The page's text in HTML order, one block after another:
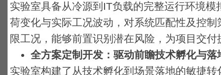
实验室具备从冷源到IT负载的完整运行环境
荷变化与实际工况波动，对系统匹配性及控
限工况，能够前置识别潜在风险，为项目交付
全方案定制开发：驱动前瞻技术孵化与落
实验室构建了从技术孵化到场景落地的敏捷